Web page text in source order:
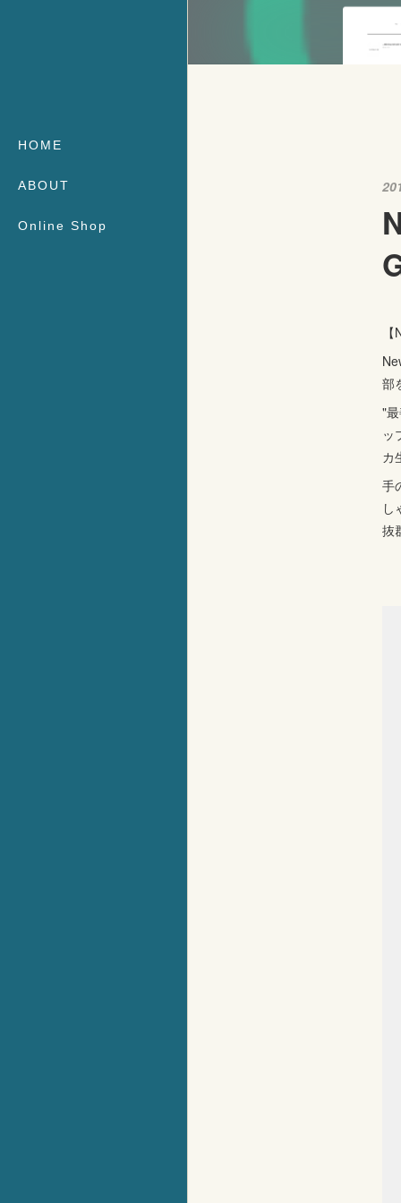
HOME
ABOUT
Online Shop
部
"
ッ
カ
手
し
抜